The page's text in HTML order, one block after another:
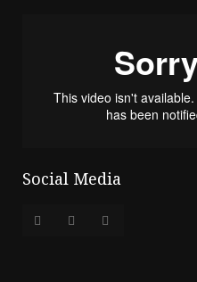
Social Media